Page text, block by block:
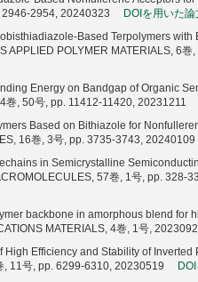
2946-2954, 20240323
DOIを用いた
Based Terpolymers
APPLIED POLYMER MATERIALS, 6
Energy on Bandgap of Organic
巻, 50号, pp. 11412-11420, 20231211
Based on Bithiazole for
16巻, 3号, pp. 3735-3743, 20240109
in Semicrystalline
57巻, 1号, pp. 328-
backbone in amorphous blend for
MATERIALS, 4巻, 1号,
High Efficiency and Stability of
, 11号, pp. 6299-6310, 20230519